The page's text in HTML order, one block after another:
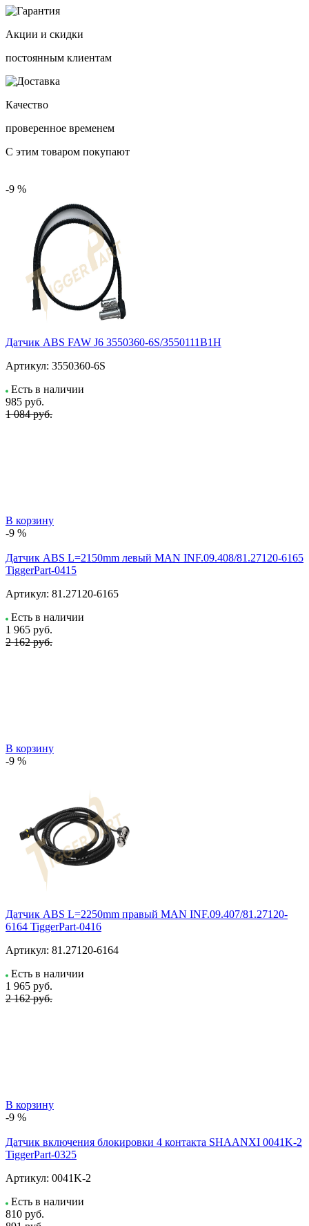
Акции и скидки
постоянным клиентам
Качество
проверенное временем
С этим товаром покупают
-9 %
Датчик ABS FAW J6 3550360-6S/3550111B1H
Артикул: 3550360-6S
Есть в наличии
985 руб.
1 084 руб.
В корзину
-9 %
Датчик ABS L=2150mm левый MAN INF.09.408/81.27120-6165
TiggerPart-0415
Артикул: 81.27120-6165
Есть в наличии
1 965 руб.
2 162 руб.
В корзину
-9 %
Датчик ABS L=2250mm правый MAN INF.09.407/81.27120-
6164 TiggerPart-0416
Артикул: 81.27120-6164
Есть в наличии
1 965 руб.
2 162 руб.
В корзину
-9 %
Датчик включения блокировки 4 контакта SHAANXI 0041K-2
TiggerPart-0325
Артикул: 0041K-2
Есть в наличии
810 руб.